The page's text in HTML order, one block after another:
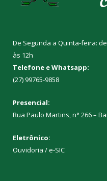
De Segunda a Quinta-feira:
às 12h
Telefone e Whatsapp:
(27) 99765-9858
Presencial:
Rua Paulo Martins, n° 266 –
Eletrônico:
Ouvidoria /e-SIC